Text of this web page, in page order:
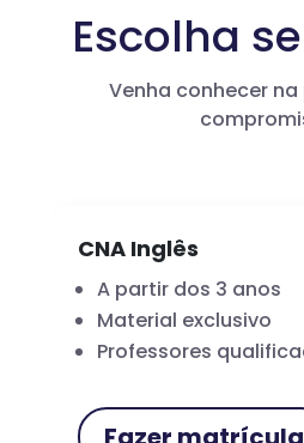
Escolha
Venha conhecer
CNA Inglês
A partir dos 3 anos
Material exclusivo
Professores